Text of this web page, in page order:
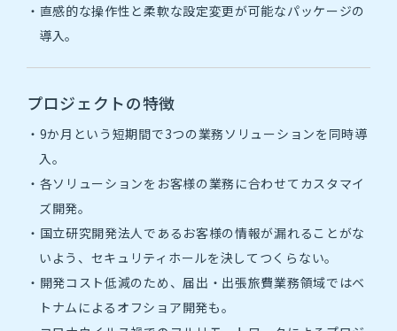
2027年度マイペー
ジ登録
ジ登録
キャリア採用
募集要項・選考フロー
・直感的な操作性と柔軟な設定変更が可能なパッケージの
導入。
プロジェクトの特徴
・9か月という短期間で3つの業務ソリューションを同時導
入。
・各ソリューションをお客様の業務に合わせてカスタマイ
ズ開発。
・国立研究開発法人であるお客様の情報が漏れることがな
いよう、セキュリティホールを決してつくらない。
・開発コスト低減のため、届出・出張旅費業務領域ではベ
トナムによるオフショア開発も。